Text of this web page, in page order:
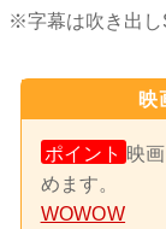
※字幕は吹き出し
映
ポイント 映
めます。
WOWOW